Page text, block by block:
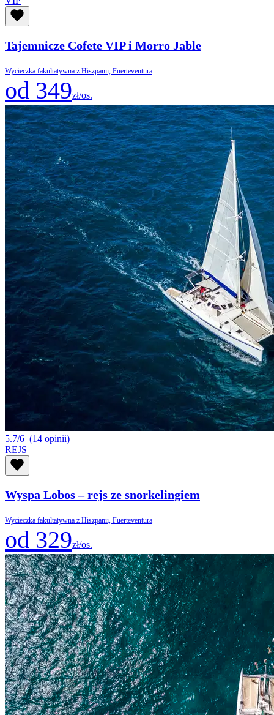
Tajemnicze Cofete VIP i Morro Jable
Wycieczka fakultatywna z Hiszpanii, Fuerteventura
od 349zł/os.
5.7/6 (14 opinii)
REJS
Wyspa Lobos – rejs ze snorkelingiem
Wycieczka fakultatywna z Hiszpanii, Fuerteventura
od 329zł/os.